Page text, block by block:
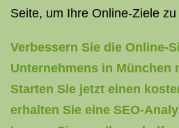
Seite, um Ihre Online-Ziele
Verbessern Sie die Online-
Unternehmens in München
Starten Sie jetzt einen
erhalten Sie eine SEO-